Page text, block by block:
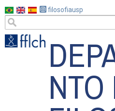
para
conteúdo
principal
filosofiausp